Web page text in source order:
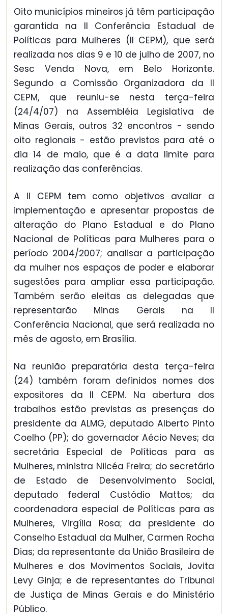
Oito municípios mineiros já têm participação
garantida na II Conferência Estadual de
Políticas para Mulheres (II CEPM), que será
realizada nos dias 9 e 10 de julho de 2007, no
Sesc Venda Nova, em Belo Horizonte.
Segundo a Comissão Organizadora da II
CEPM, que reuniu-se nesta terça-feira
(24/4/07) na Assembléia Legislativa de
Minas Gerais, outros 32 encontros - sendo
oito regionais - estão previstos para até o
dia 14 de maio, que é a data limite para
realização das conferências.
A II CEPM tem como objetivos avaliar a
implementação e apresentar propostas de
alteração do Plano Estadual e do Plano
Nacional de Políticas para Mulheres para o
período 2004/2007; analisar a participação
da mulher nos espaços de poder e elaborar
sugestões para ampliar essa participação.
Também serão eleitas as delegadas que
representarão Minas Gerais na II
Conferência Nacional, que será realizada no
mês de agosto, em Brasília.
Na reunião preparatória desta terça-feira
(24) também foram definidos nomes dos
expositores da II CEPM. Na abertura dos
trabalhos estão previstas as presenças do
presidente da ALMG, deputado Alberto Pinto
Coelho (PP); do governador Aécio Neves; da
secretária Especial de Políticas para as
Mulheres, ministra Nilcéa Freira; do secretário
de Estado de Desenvolvimento Social,
deputado federal Custódio Mattos; da
coordenadora especial de Políticas para as
Mulheres, Virgília Rosa; da presidente do
Conselho Estadual da Mulher, Carmen Rocha
Dias; da representante da União Brasileira de
Mulheres e dos Movimentos Sociais, Jovita
Levy Ginja; e de representantes do Tribunal
de Justiça de Minas Gerais e do Ministério
Público.